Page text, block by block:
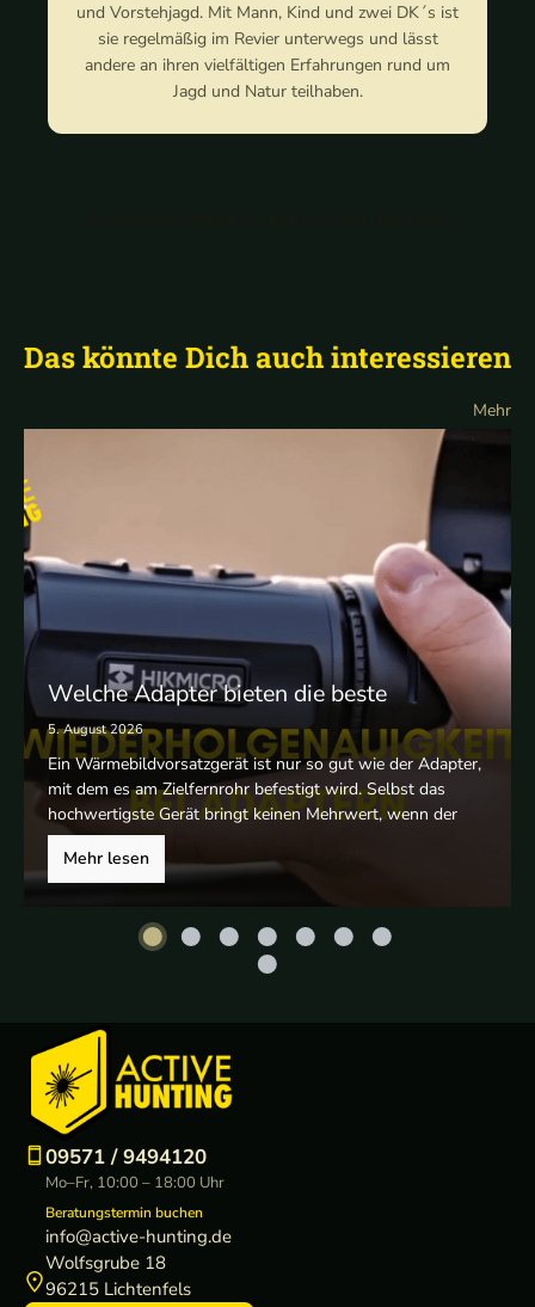
und Vorstehjagd. Mit Mann, Kind und zwei DK´s ist
sie regelmäßig im Revier unterwegs und lässt
andere an ihren vielfältigen Erfahrungen rund um
Jagd und Natur teilhaben.
Das könnte Dich auch interessieren
Mehr
Welche Adapter bieten die beste
Wiederholgenauigkeit für
Wärmebildvorsatzgeräte?
5. August 2026
Ein Wärmebildvorsatzgerät ist nur so gut wie der Adapter,
mit dem es am Zielfernrohr befestigt wird. Selbst das
hochwertigste Gerät bringt keinen Mehrwert, wenn der
Adapter beim Auf- und Absetzen die Zielpunktlage
verschiebt. In diesem Beitrag erfährst du, worauf es bei der
Wiederholgenauigkeit von Adaptern ankommt und welche
Mehr lesen
09571 / 9494120
Mo–Fr, 10:00 – 18:00 Uhr
Beratungstermin buchen
info@active-hunting.de
Wolfsgrube 18
96215 Lichtenfels